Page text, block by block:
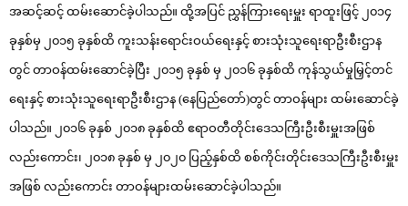
အဆင့်ဆင့် ထမ်းဆောင်ခဲ့ပါသည်။ ထို့အပြင် ညွှန်ကြားရေးမှူး ရာထူးဖြင့် ၂၀၁၄
ခုနှစ်မှ ၂၀၁၅ ခုနှစ်ထိ ကူးသန်းရောင်းဝယ်ရေးနှင့် စားသုံးသူရေးရာဦးစီးဌာန
တွင် တာဝန်ထမ်းဆောင်ခဲ့ပြီး ၂၀၁၅ ခုနှစ် မှ ၂၀၁၆ ခုနှစ်ထိ ကုန်သွယ်မှုမြှင့်တင်
ရေးနှင့် စားသုံးသူရေးရာဦးစီးဌာန (နေပြည်တော်)တွင် တာဝန်များ ထမ်းဆောင်ခဲ့
ပါသည်။ ၂၀၁၆ ခုနှစ် ၂၀၁၈ ခုနှစ်ထိ ဧရာဝတီတိုင်းဒေသကြီးဦးစီးမှူးအဖြစ်
လည်းကောင်း၊ ၂၀၁၈ ခုနှစ် မှ ၂၀၂၀ ပြည့်နှစ်ထိ စစ်ကိုင်း‌တိုင်းဒေသကြီးဦးစီးမှူး
အဖြစ် လည်းကောင်း တာဝန်များထမ်းဆောင်ခဲ့ပါသည်။